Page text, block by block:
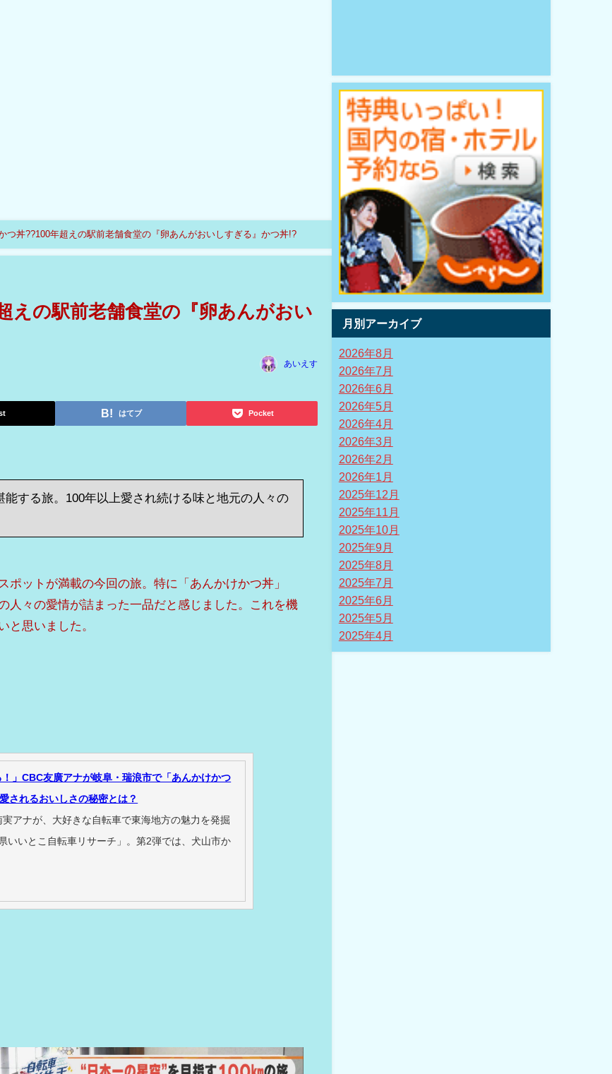
つ丼??100年超えの駅前老舗食堂の『卵あんがおいしすぎる』かつ丼!?
えの駅前老舗食堂の『卵あんがおい
あいえす
はてブ Pocket
する旅。100年以上愛され続ける味と地元の人々の
ポットが満載の今回の旅。特に「あんかけかつ丼」
人々の愛情が詰まった一品だと感じました。これを機
と思いました。
！」CBC友廣アナが岐阜・瑞浪市で「あんかけかつ
されるおいしさの秘密とは？
アナが、大好きな自転車で東海地方の魅力を発掘
いいとこ自転車リサーチ」。第2弾では、犬山市か
月別アーカイブ
2026年8月
2026年7月
2026年6月
2026年5月
2026年4月
2026年3月
2026年2月
2026年1月
2025年12月
2025年11月
2025年10月
2025年9月
2025年8月
2025年7月
2025年6月
2025年5月
2025年4月